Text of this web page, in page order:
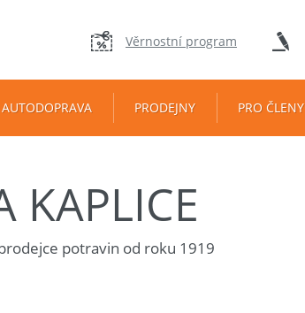
Věrnostní program
AUTODOPRAVA PRODEJNY PRO ČLENY
KAPLICE
potravin od roku 1919